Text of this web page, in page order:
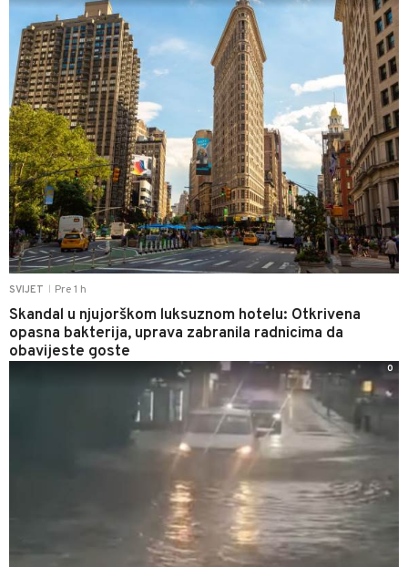
SVIJET Pre 1 h
Skandal u njujorškom luksuznom hotelu: Otkrivena
opasna bakterija, uprava zabranila radnicima da
obavijeste goste
0